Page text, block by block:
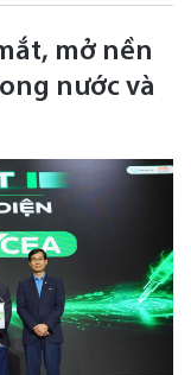
mở nền
nước và